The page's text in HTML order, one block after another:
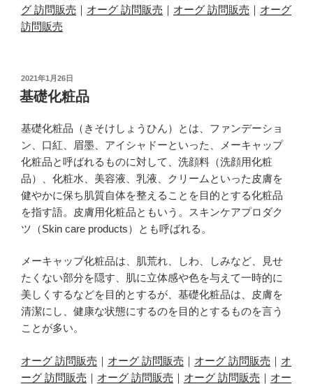
グ 訪問販売 ｜ オーグ 訪問販売 ｜ オーグ 訪問販売 ｜ オーグ
訪問販売
投
稿
日:
2021年1月26日
基礎化粧品
基礎化粧品（きそけしょうひん）とは、ファンデーショ
ン、口紅、眉墨、アイシャドーといった、メーキャップ
化粧品と呼ばれるものに対して、洗顔料（洗顔用化粧
品）、化粧水、美容液、乳液、クリームといった皮膚を
健やかに保ち肌質自体を整えることを目的とする化粧品
を指す語。皮膚用化粧品ともいう。スキンケアプロダク
ツ（Skin care products）とも呼ばれる。
メーキャップ化粧品は、肌荒れ、しわ、しみなど、見せ
たくない部分を隠す、肌に立体感や色を与えて一時的に
美しくするなどを目的とするが、基礎化粧品は、皮膚を
清潔にし、健康な状態にするのを目的とするものを言う
ことが多い。
オーグ 訪問販売 ｜ オーグ 訪問販売 ｜ オーグ 訪問販売 ｜ オ
ーグ 訪問販売 ｜ オーグ 訪問販売 ｜ オーグ 訪問販売 ｜ オー